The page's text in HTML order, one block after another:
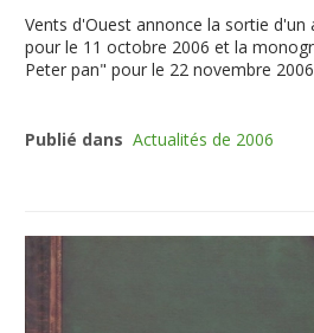
Vents d'Ouest annonce la sortie d'un
pour le 11 octobre 2006 et la
Peter pan" pour le 22 novembre
Publié dans Actualités de 2006